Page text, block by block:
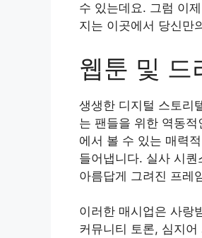
수 있는데요. 그럼 이
지는 이곳에서 당신만
웹툰 및 드
생생한 디지털 스토리
는 팬들을 위한 역동
에서 볼 수 있는 매력
들어냅니다. 실사 시
아름답게 그려진 프레
이러한 매시업은 사랑
커뮤니티 토론, 심지